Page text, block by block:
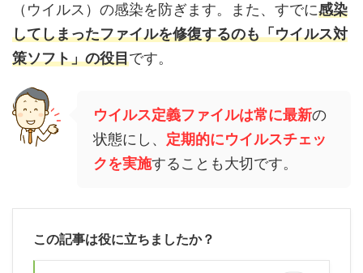
（ウイルス）の感染を防ぎます。また、すでに感染
してしまったファイルを修復するのも「ウイルス対
策ソフト」の役目です。
ウイルス定義ファイルは常に最新の
状態にし、 定期的にウイルスチェッ
クを実施することも大切です。
この記事は役に立ちましたか？